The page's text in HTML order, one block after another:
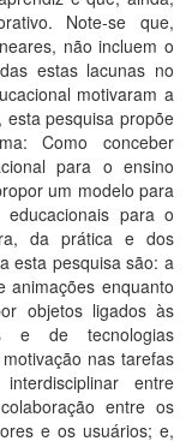
Note-se que,
não incluem o
estas lacunas no
motivaram a
esta pesquisa propõe
Como conceber
para o ensino
um modelo para
para o
da prática e dos
esta pesquisa são: a
animações enquanto
objetos ligados às
e de tecnologias
nas tarefas
entre
entre os
e os usuários; e,